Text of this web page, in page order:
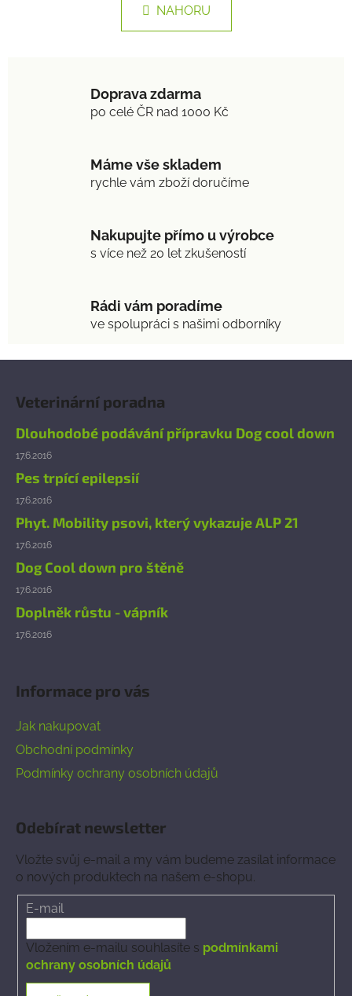
á
d
í
p
r
k
y
v
p
i
s
k
NAHORU
Doprava zdarma
po celé ČR nad 1000 Kč
Máme vše skladem
rychle vám zboží doručíme
Nakupujte přímo u výrobce
s více než 20 let zkušeností
Rádi vám poradíme
ve spolupráci s našimi odborníky
Veterinární poradna
Dlouhodobé podávání přípravku Dog cool down
17.6.2016
Pes trpící epilepsií
17.6.2016
Phyt. Mobility psovi, který vykazuje ALP 21
17.6.2016
Dog Cool down pro štěně
17.6.2016
Doplněk růstu - vápník
17.6.2016
Informace pro vás
Jak nakupovat
Obchodní podmínky
Podmínky ochrany osobních údajů
Odebírat newsletter
Vložte svůj e-mail a my vám budeme zasílat informace
o nových produktech na našem e-shopu.
E-mail
Vložením e-mailu souhlasíte s podmínkami
ochrany osobních údajů